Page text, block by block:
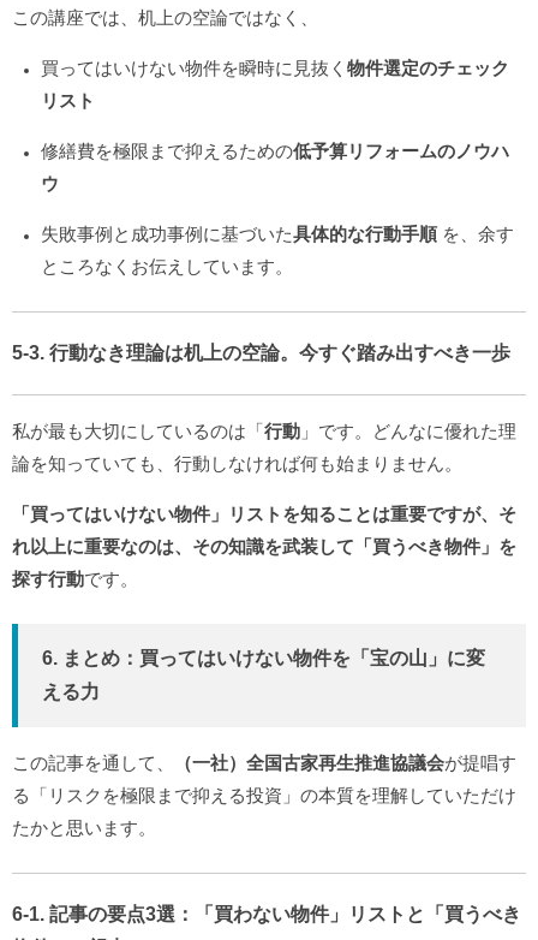
この講座では、机上の空論ではなく、
買ってはいけない物件を瞬時に見抜く 物件選定のチェック
リスト
修繕費を極限まで抑えるための低予算リフォームのノウハ
ウ
失敗事例と成功事例に基づいた具体的な行動手順 を、余す
ところなくお伝えしています。
5-3. 行動なき理論は机上の空論。今すぐ踏み出すべき一歩
私が最も大切にしているのは「行動 」です。どんなに優れた理
論を知っていても、行動しなければ何も始まりません。
「買ってはいけない物件」リストを知ることは重要ですが、そ
れ以上に重要なのは、その知識を武装して「買うべき物件」を
探す行動です。
6. まとめ：買ってはいけない物件を「宝の山」に変
える力
この記事を通して、 （一社）全国古家再生推進協議会が提唱す
る「リスクを極限まで抑える投資」の本質を理解していただけ
たかと思います。
6-1. 記事の要点3選：「買わない物件」リストと「買うべき